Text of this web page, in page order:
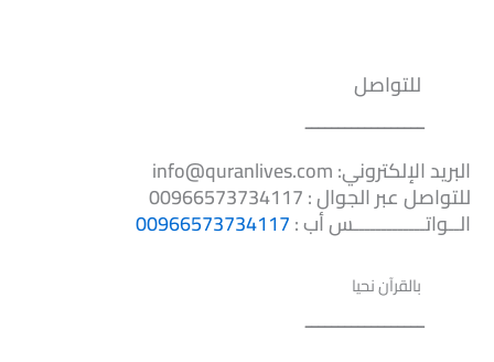
للتواصل
ــــــــــــــــــ
البريد الإلكتروني: info@quranlives.com
للتواصل عبر الجوال : 00966573734117
الــواتـــــــــــــس أب :00966573734117
بالقرآن نحيا
ــــــــــــــــــ